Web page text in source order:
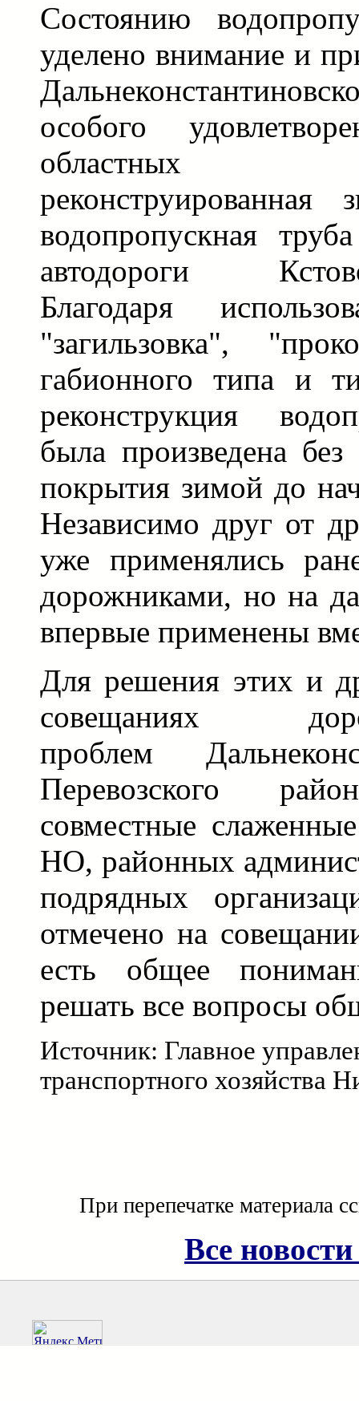
Состоянию
уделено внимание и
особого
областных
водопропускная
автодороги
Благодаря
"загильзовка",
габионного типа и
реконструкция
была произведена
покрытия зимой до
Независимо друг от
уже применялись
дорожниками, но на
впервые применены
Для решения этих и
совещаниях
проблем
Перевозского
совместные
НО, районных
подрядных
отмечено на
есть общее
решать все вопросы
Источник: Главное
транспортного хозяйства
При перепечатке материала
Все